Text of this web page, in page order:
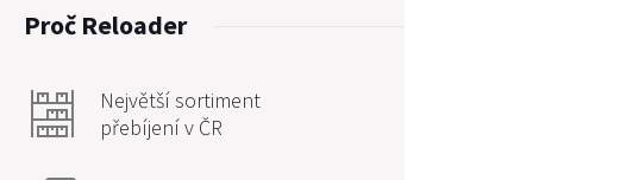
Proč Reloader
Největší sortiment
přebíjení v ČR